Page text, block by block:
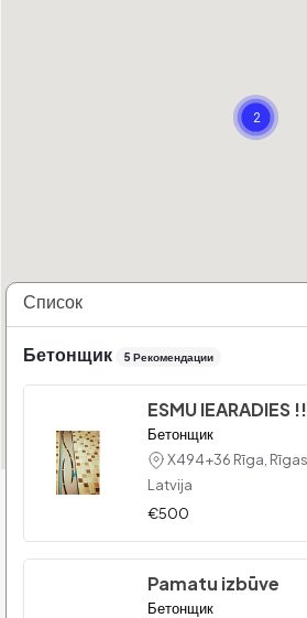
2
Список
Бетонщик 5 Рекомендации
ESMU IEARADIES !!
Бетонщик
X494+36 Rīga,
Latvija
€500
Pamatu izbūve
Бетонщик